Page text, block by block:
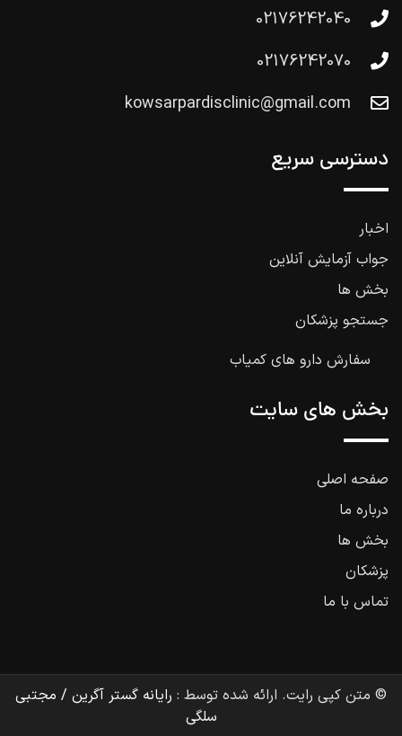
02176242040
02176242070
kowsarpardisclinic@gmail.com
دسترسی سریع
اخبار
جواب آزمایش آنلاین
بخش ها
جستجو پزشکان
سفارش دارو های کمیاب
بخش های سایت
صفحه اصلی
درباره ما
بخش ها
پزشکان
تماس با ما
© متن کپی رایت. ارائه شده توسط : رایانه گستر آگرین / مجتبی
سلگی